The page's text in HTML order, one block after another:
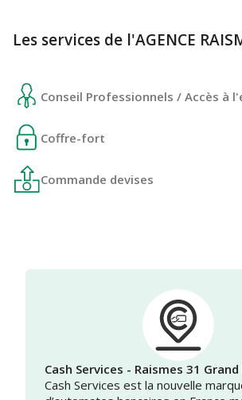
Les services de l'AGENCE
Conseil Professionnels / Accès à
Coffre-fort
Commande devises
Cash Services - Raismes 31 Grand
Cash Services est la nouvelle